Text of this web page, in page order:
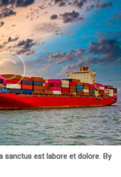
sanctus est labore et dolore. By